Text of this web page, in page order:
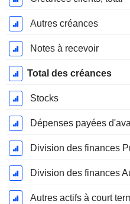
Autres créances
Notes à recevoir
Total des créances
Stocks
Dépenses payées
Autres actifs à court